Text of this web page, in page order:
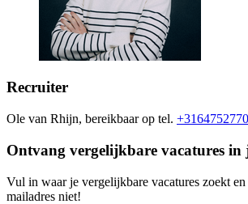
Recruiter
Ole van Rhijn, bereikbaar op tel.
Ontvang vergelijkbare vacatures in
Vul in waar je vergelijkbare vacatures zoekt en
mailadres niet!